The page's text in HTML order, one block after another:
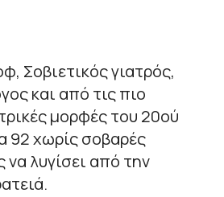
Σοβιετικός γιατρός,
και από τις πιο
μορφές του 20ού
92 χωρίς σοβαρές
να λυγίσει από την